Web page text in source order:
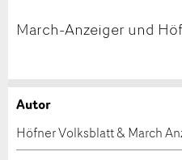
March-Anzeiger und
Anzeige
Anzeige
Autor
Höfner Volksblatt & March